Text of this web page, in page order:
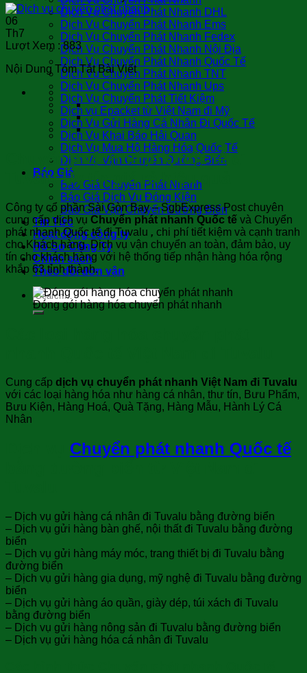
Dịch Vụ Chuyển Phát Nhanh DHL
Dịch Vụ Chuyển Phát Nhanh Ems
Dịch Vụ Chuyển Phát Nhanh Fedex
Dịch Vụ Chuyển Phát Nhanh Nội Địa
Dịch Vụ Chuyển Phát Nhanh Quốc Tế
Dịch Vụ Chuyển Phát Nhanh TNT
Dịch Vụ Chuyển Phát Nhanh Ups
Dịch Vụ Chuyển Phát Tiết Kiệm
Dịch vụ Epacket từ Việt Nam đi Mỹ
Dịch Vụ Gửi Hàng Cá Nhân Đi Quốc Tế
Dịch Vụ Khai Báo Hải Quan
Dịch Vụ Mua Hộ Hàng Hóa Quốc Tế
Dịch Vụ Vận Chuyển Đường Biển
Báo Giá
Báo Giá Chuyển Phát Nhanh
Báo Giá Dịch Vụ Đóng Kiện
Báo Giá Vận Chuyển Đường Biển
Tin Tức
Hoạt động công ty
Hồ Sơ Công Ty
Chính sách
Theo dõi đơn vận
06
Th7
Lượt Xem : 883
Nội Dung Tóm Tắt Bài Viết
Chuyển phát nhanh Quốc tế đi
Tuvalu Uy tín giá rẻ hiệu quả
Công ty cổ phần Sài Gòn Bay – SgbExpress Post chuyên
cung cấp dịch vụ Chuyển phát nhanh Quốc tế và Chuyển
phát nhanh Quốc tế đi Tuvalu , chi phí tiết kiệm và cạnh tranh
cho Khách hàng. Dịch vụ vận chuyển an toàn, đảm bảo, uy
tín cho khách hàng với hệ thống tiếp nhận hàng hóa rộng
khắp 63 tỉnh thành.
Đóng gói hàng hóa chuyển phát nhanh
Cung cấp dịch vụ chuyển phát nhanh Việt Nam đi Tuvalu
với các loại hàng hóa như hàng cá nhân, thư tín, Bưu Phẩm,
Bưu Kiện, Hàng Hoá, Quà Tặng, Hàng Mẫu, Hành Lý Cá
Nhân
Chuyển phát nhanh Quốc tế
– Dịch vụ gửi hàng cá nhân đi Tuvalu bằng đường biển
– Dịch vụ gửi hàng bàn ghế, nội thất đi Tuvalu bằng đường
biển
– Dịch vụ gửi hàng máy móc, trang thiết bị đi Tuvalu bằng
đường biển
– Dịch vụ gửi hàng gia dụng, mỹ nghệ đi Tuvalu bằng đường
biển
– Dịch vụ gửi hàng áo quần, giày dép, túi xách đi Tuvalu
bằng đường biển
– Dịch vụ gửi hàng nông sản đi Tuvalu bằng đường biển
– Dịch vụ gửi hàng hóa cá nhân đi Tuvalu